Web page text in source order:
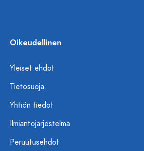
Oikeudellinen
Yleiset ehdot
Tietosuoja
Yhtiön tiedot
Ilmiantojärjestelmä
Peruutusehdot